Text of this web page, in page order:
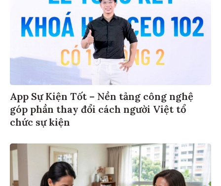
App Sự Kiện Tốt – Nền tảng công nghệ
góp phần thay đổi cách người Việt tổ
chức sự kiện